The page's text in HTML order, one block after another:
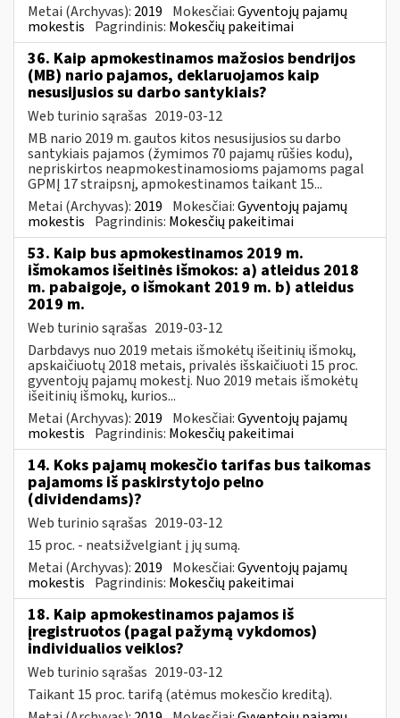
Metai (Archyvas): 2019 Mokesčiai:Gyventojų pajamų
mokestis Pagrindinis: Mokesčių pakeitimai
36. Kaip apmokestinamos mažosios bendrijos
(MB) nario pajamos, deklaruojamos kaip
nesusijusios su darbo santykiais?
Web turinio sąrašas 2019-03-12
MB nario 2019 m. gautos kitos nesusijusios su darbo
santykiais pajamos (žymimos 70 pajamų rūšies kodu),
nepriskirtos neapmokestinamosioms pajamoms pagal
GPMĮ 17 straipsnį, apmokestinamos taikant 15...
Metai (Archyvas): 2019 Mokesčiai:Gyventojų pajamų
mokestis Pagrindinis: Mokesčių pakeitimai
53. Kaip bus apmokestinamos 2019 m.
išmokamos išeitinės išmokos: a) atleidus 2018
m. pabaigoje, o išmokant 2019 m. b) atleidus
2019 m.
Web turinio sąrašas 2019-03-12
Darbdavys nuo 2019 metais išmokėtų išeitinių išmokų,
apskaičiuotų 2018 metais, privalės išskaičiuoti 15 proc.
gyventojų pajamų mokestį. Nuo 2019 metais išmokėtų
išeitinių išmokų, kurios...
Metai (Archyvas): 2019 Mokesčiai:Gyventojų pajamų
mokestis Pagrindinis: Mokesčių pakeitimai
14. Koks pajamų mokesčio tarifas bus taikomas
pajamoms iš paskirstytojo pelno
(dividendams)?
Web turinio sąrašas 2019-03-12
15 proc. - neatsižvelgiant į jų sumą.
Metai (Archyvas): 2019 Mokesčiai:Gyventojų pajamų
mokestis Pagrindinis: Mokesčių pakeitimai
18. Kaip apmokestinamos pajamos iš
įregistruotos (pagal pažymą vykdomos)
individualios veiklos?
Web turinio sąrašas 2019-03-12
Taikant 15 proc. tarifą (atėmus mokesčio kreditą).